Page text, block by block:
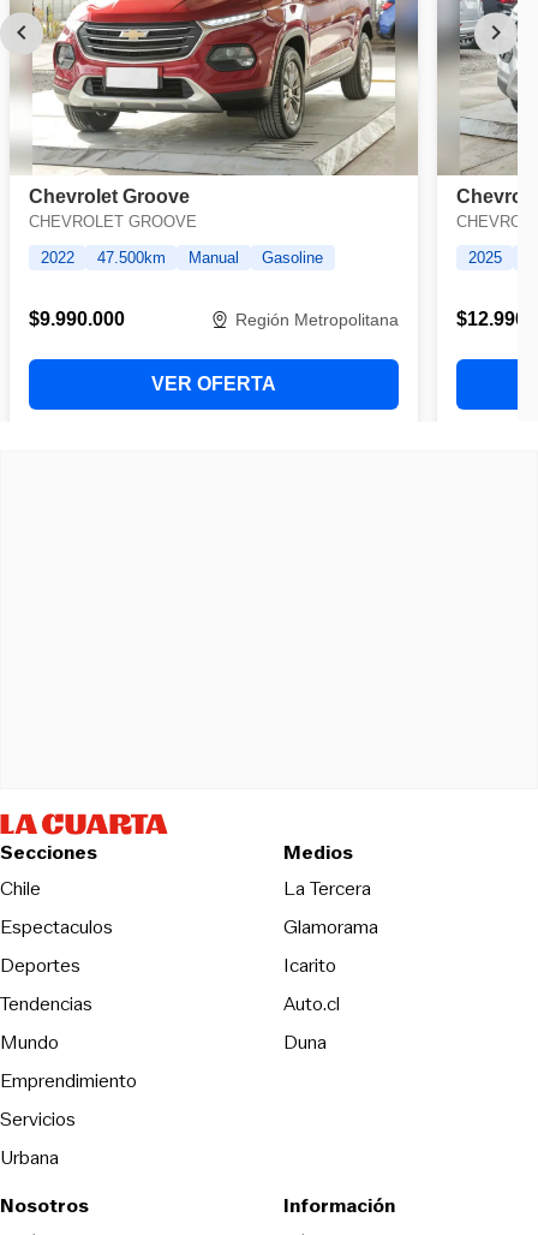
Secciones
Chile
Espectaculos
Deportes
Tendencias
Mundo
Emprendimiento
Servicios
Urbana
Medios
La TerceraOpens in new
Glamorama
Icarito
Auto.cl
DunaOpens in new window
Nosotros
Información